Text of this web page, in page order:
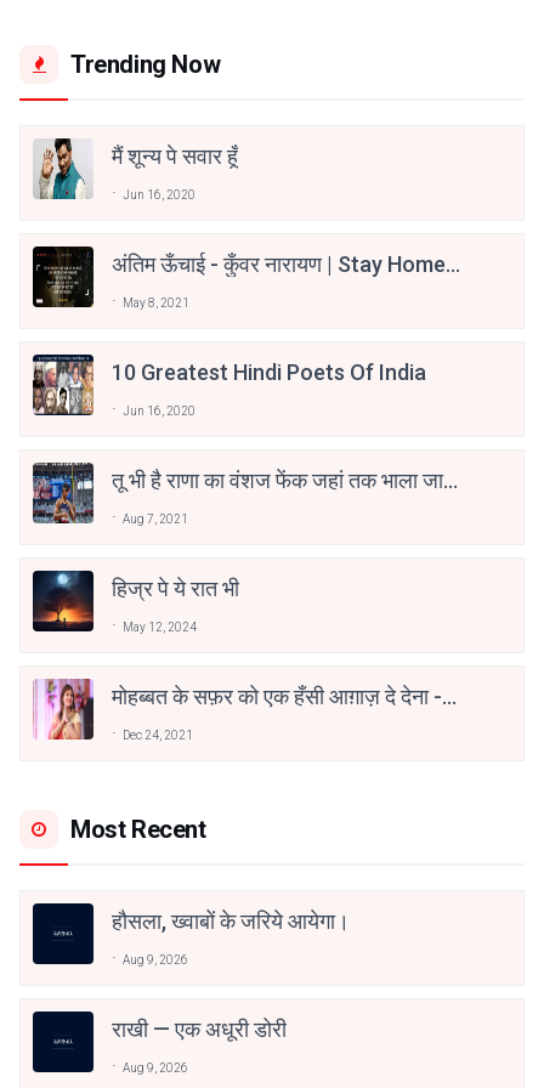
Trending Now
मैं शून्य पे सवार हूँ
Jun 16, 2020
अंतिम ऊँचाई - कुँवर नारायण | Stay Home
May 8, 2021
10 Greatest Hindi Poets Of India
Jun 16, 2020
तू भी है राणा का वंशज फेंक जहां तक भाला जाए:
Aug 7, 2021
हिज्र पे ये रात भी
May 12, 2024
मोहब्बत के सफ़र को एक हँसी आग़ाज़ दे देना -
Dec 24, 2021
Most Recent
हौसला, ख्वाबों के जरिये आयेगा।
Aug 9, 2026
राखी — एक अधूरी डोरी
Aug 9, 2026